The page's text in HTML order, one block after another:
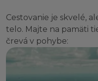
Cestovanie je skvelé,
telo. Majte na pamäti
črevá v pohybe: